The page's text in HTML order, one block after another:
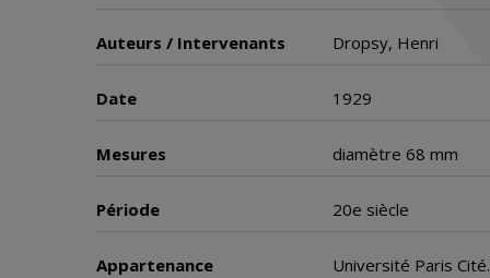
Auteurs / Intervenants Dropsy, Henri
Date 1929
Mesures diamètre 68 mm
Période 20e siècle
Appartenance Université Paris